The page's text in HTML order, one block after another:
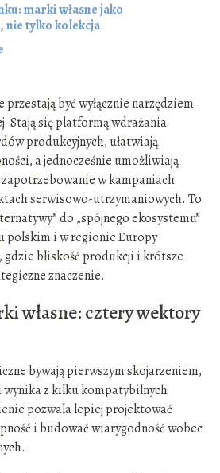
marki własne jako
tylko kolekcja
przestają być wyłącznie narzędziem
Stają się platformą wdrażania
produkcyjnych, ułatwiają
a jednocześnie umożliwiają
w kampaniach
serwisowo-utrzymaniowych. To
do „spójnego ekosystemu”
polskim i w regionie Europy
gdzie bliskość produkcji i krótsze
znaczenie.
własne: cztery wektory
bywają pierwszym skojarzeniem,
wynika z kilku kompatybilnych
pozwala lepiej projektować
i budować wiarygodność wobec